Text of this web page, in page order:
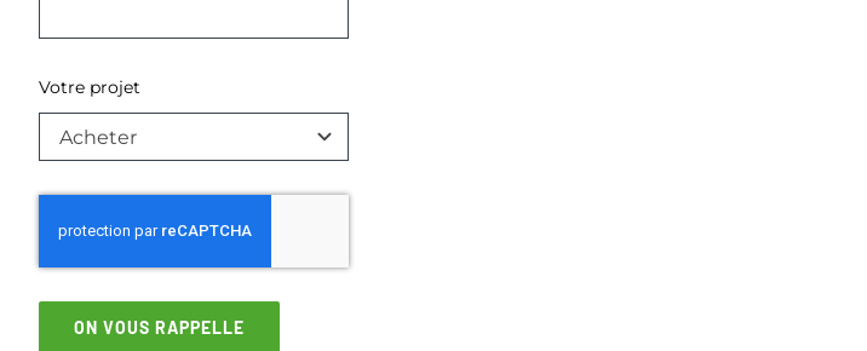
Votre projet
ON VOUS RAPPELLE